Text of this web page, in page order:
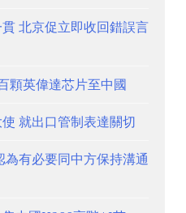
北京促立即收回錯誤言
顆英偉達芯片至中國
就出口管制表達關切
為有必要同中方保持溝通